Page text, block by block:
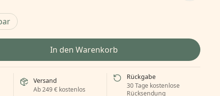
In den Warenkorb
Versand
Ab 249 € kostenlos
Rückgabe
30 Tage kostenlose
Rücksendung